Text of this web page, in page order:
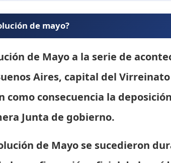
de mayo?
de Mayoa la serie de
Aires, capital del
como consecuencia la
Junta de gobierno.
de Mayo se sucedieron